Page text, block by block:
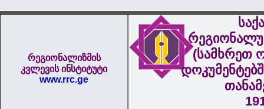
რეგიონალიზმის
კვლევის ინსტიტუტი
www.rrc.ge
(სამხრეთ